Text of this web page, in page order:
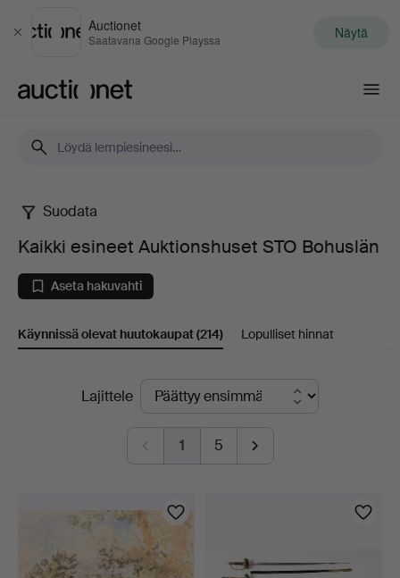
Sulje
Auctionet
Saatavana Google Playssa Näytä
Kaikki
esineet
Auktionshuset
STO
Bohuslän
Suodata
Kaikki esineet Auktionshuset STO Bohuslän
Aseta hakuvahti
Käynnissä olevat huutokaupat(214) Lopulliset hinnat
Käynnissä
huutokaupat
Lajittele
1 5